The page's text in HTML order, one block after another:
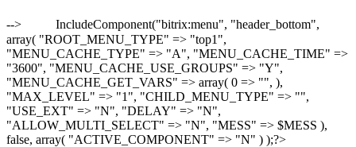
-->
IncludeComponent("bitrix:menu", "header_bottom",
array( "ROOT_MENU_TYPE" => "top1",
"MENU_CACHE_TYPE" => "A", "MENU_CACHE_TIME" =>
"3600", "MENU_CACHE_USE_GROUPS" => "Y",
"MENU_CACHE_GET_VARS" => array( 0 => "", ),
"MAX_LEVEL" => "1", "CHILD_MENU_TYPE" => "",
"USE_EXT" => "N", "DELAY" => "N",
"ALLOW_MULTI_SELECT" => "N", "MESS" => $MESS ),
false, array( "ACTIVE_COMPONENT" => "N" ) );?>